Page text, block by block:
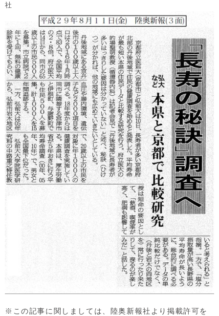
社
※この記事に関しましては、陸奥新報社より掲載許可を